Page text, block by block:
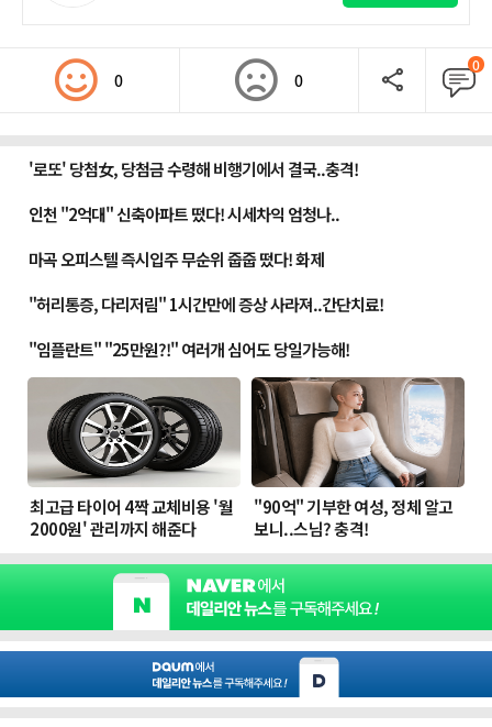
0 0
0